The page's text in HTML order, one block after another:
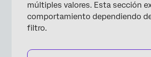
múltiples valores. Esta sección
comportamiento dependiendo
filtro.